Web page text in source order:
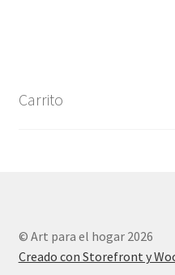
Carrito
© Art para el hogar 2026
Creado con Storefront y